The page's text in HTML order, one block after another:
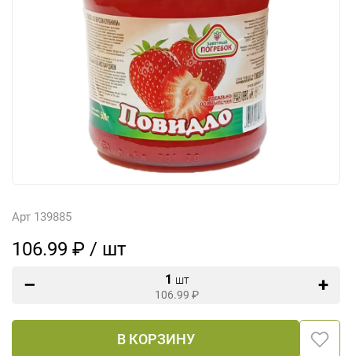
Арт 139885
106.99 ₽ / шт
1 шт
106.99 ₽
В КОРЗИНУ